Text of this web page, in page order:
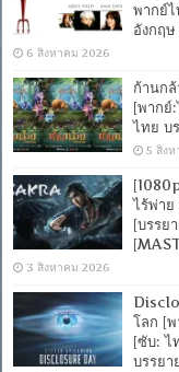
พากย์
อังกฤ
6 สิงหาคม 2026
ก้านก
[พากย์
ไทย บ
5 สิง
ไร้พ่า
[บรรย
3 สิงหาคม 2026
โลก [
[ซับ: ไ
บรรย